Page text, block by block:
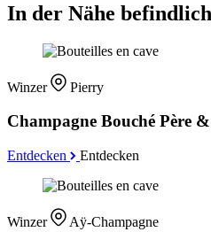
In der Nähe
Winzer Pierry
Champagne Bouché Père
Entdecken Entdecken
Winzer Aÿ-Champagne